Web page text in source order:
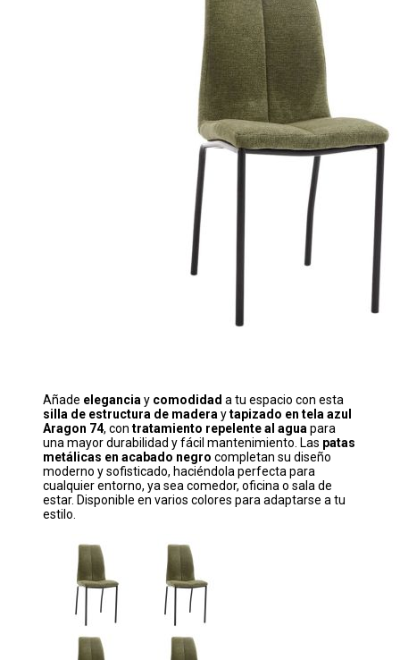
Añade eleganciay comodidad a tu espacio con esta
silla de estructura de maderaytapizado en tela azul
Aragon 74, con tratamiento repelente al aguapara
una mayor durabilidad y fácil mantenimiento. Las patas
metálicas en acabado negro completan su diseño
moderno y sofisticado, haciéndola perfecta para
cualquier entorno, ya sea comedor, oficina o sala de
estar. Disponible en varios colores para adaptarse a tu
estilo.